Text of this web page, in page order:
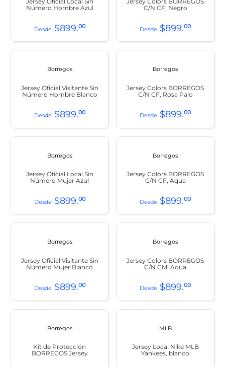
Número Hombre Azul
$899.00
C/N CF, Negro
$899.00
Borregos
Jersey Oficial Visitante Sin
Número Hombre Blanco
$899.00
Borregos
Jersey Colors BORREGOS
C/N CF, Rosa Palo
$899.00
Borregos
Jersey Oficial Local Sin
Número Mujer Azul
$899.00
Borregos
Jersey Colors BORREGOS
C/N CF, Aqua
$899.00
Borregos
Jersey Oficial Visitante Sin
Número Mujer Blanco
$899.00
Borregos
Jersey Colors BORREGOS
C/N CM, Aqua
$899.00
Borregos
Kit de Protección
BORREGOS Jersey
MLB
Jersey Local Nike MLB
Yankees, blanco